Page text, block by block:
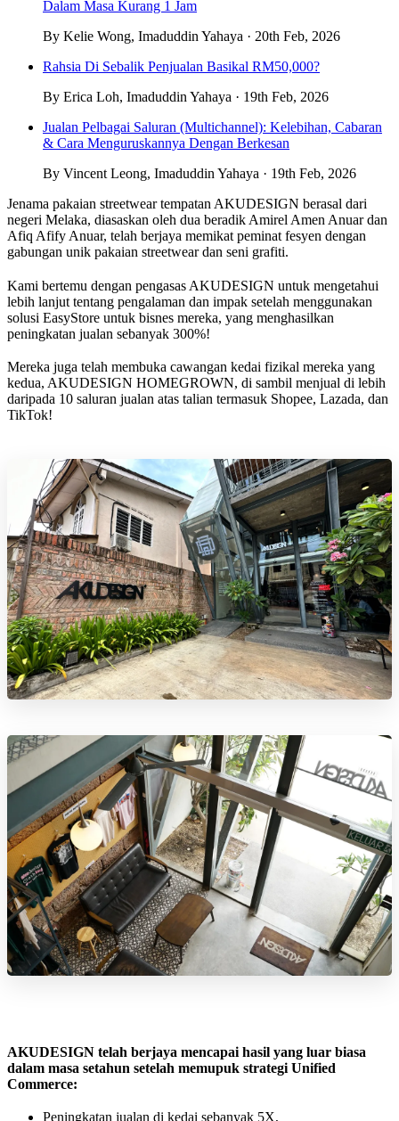
Dalam Masa Kurang 1 Jam
By Kelie Wong, Imaduddin Yahaya · 20th Feb, 2026
Rahsia Di Sebalik Penjualan Basikal RM50,000?
By Erica Loh, Imaduddin Yahaya · 19th Feb, 2026
Jualan Pelbagai Saluran (Multichannel): Kelebihan, Cabaran
& Cara Menguruskannya Dengan Berkesan
By Vincent Leong, Imaduddin Yahaya · 19th Feb, 2026
Jenama pakaian streetwear tempatan AKUDESIGN berasal dari
negeri Melaka, diasaskan oleh dua beradik Amirel Amen Anuar dan
Afiq Afify Anuar, telah berjaya memikat peminat fesyen dengan
gabungan unik pakaian streetwear dan seni grafiti.
Kami bertemu dengan pengasas AKUDESIGN untuk mengetahui
lebih lanjut tentang pengalaman dan impak setelah menggunakan
solusi EasyStore untuk bisnes mereka, yang menghasilkan
peningkatan jualan sebanyak 300%!
Mereka juga telah membuka cawangan kedai fizikal mereka yang
kedua, AKUDESIGN HOMEGROWN, di sambil menjual di lebih
daripada 10 saluran jualan atas talian termasuk Shopee, Lazada, dan
TikTok!
AKUDESIGN telah berjaya mencapai hasil yang luar biasa
dalam masa setahun setelah memupuk strategi Unified
Commerce:
Peningkatan jualan di kedai sebanyak 5X,